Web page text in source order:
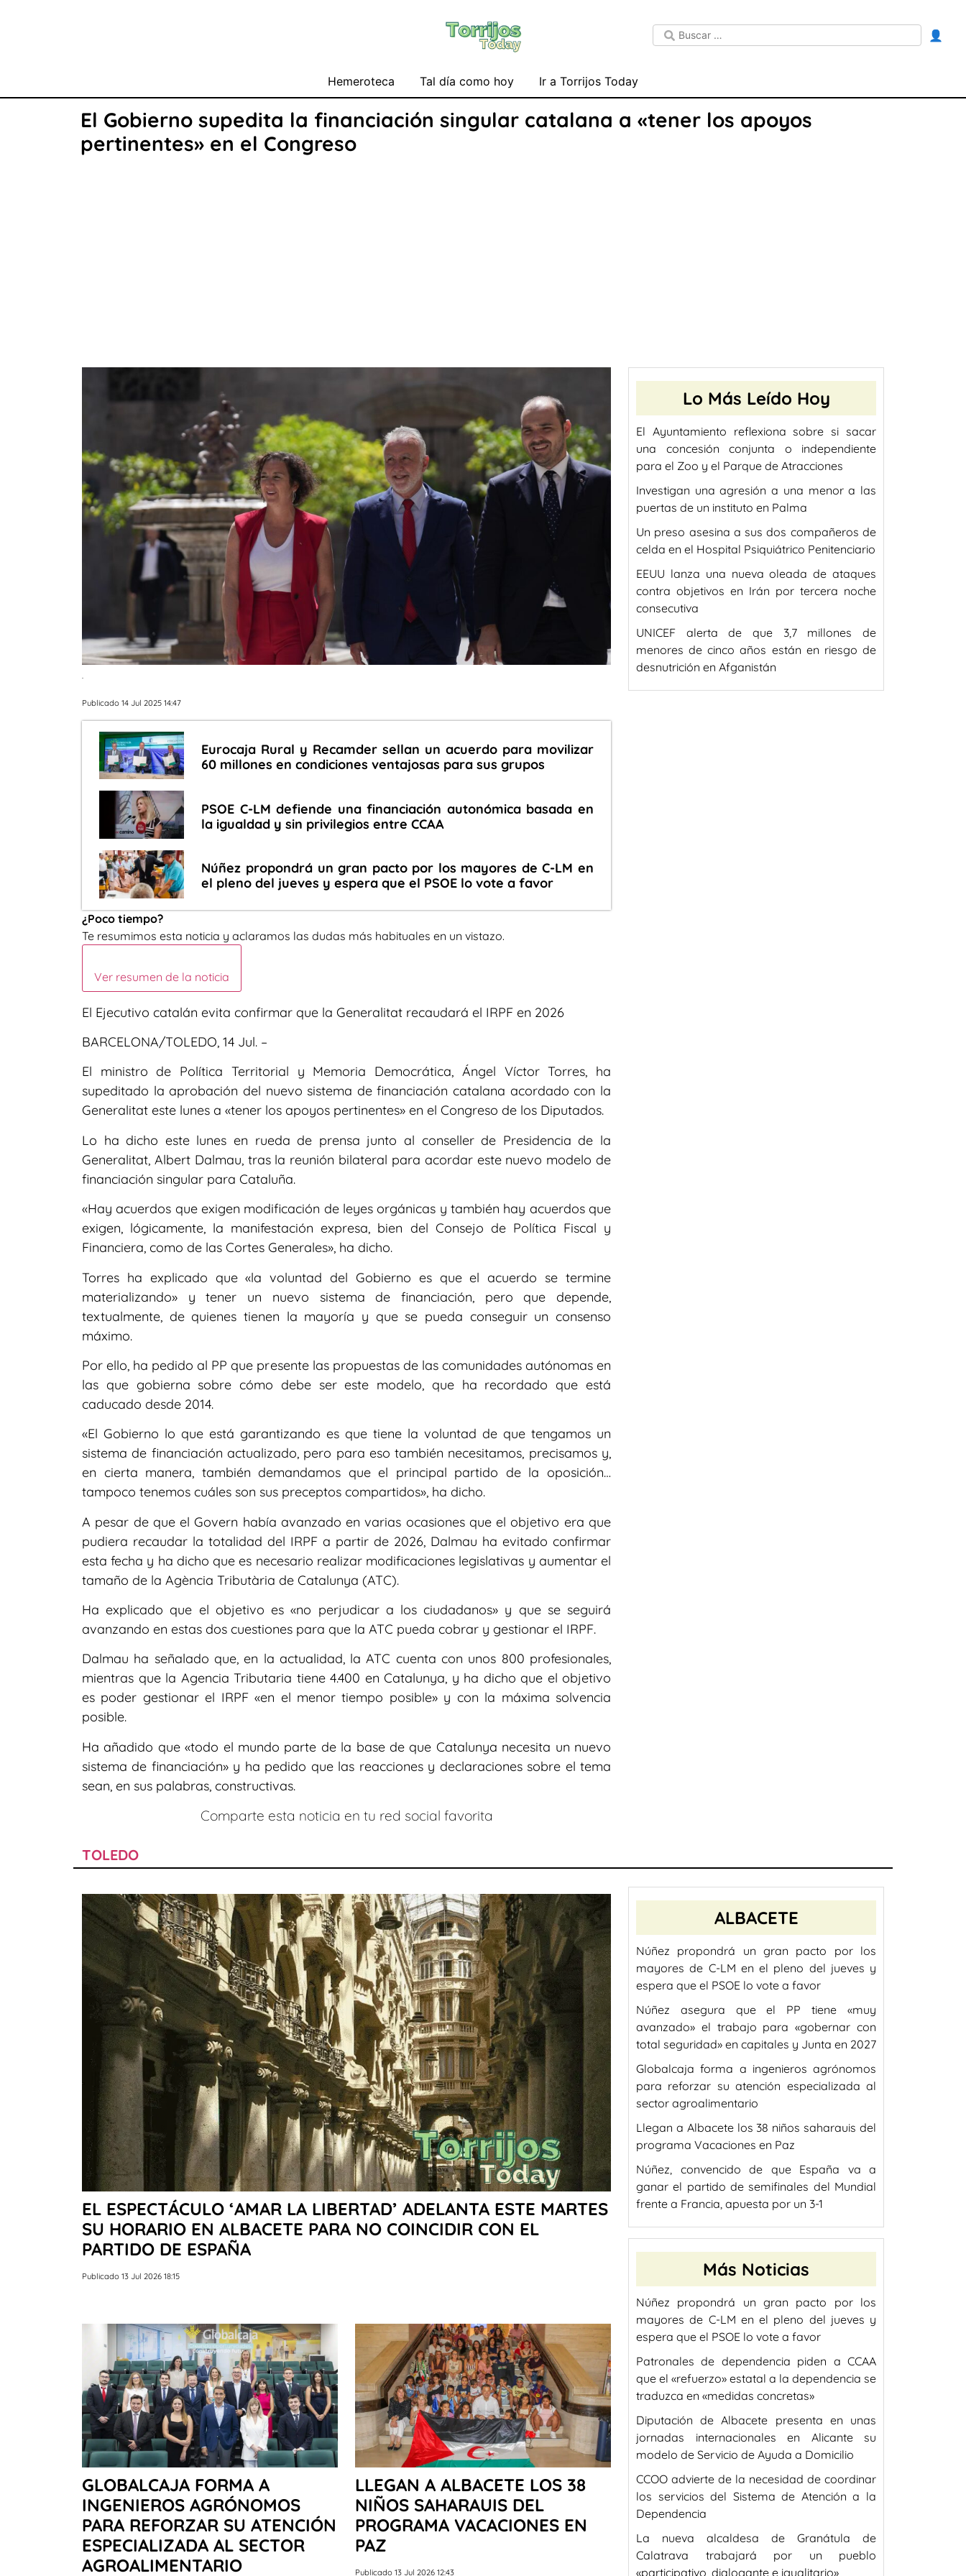
👤
Hemeroteca Tal día como hoy Ir a Torrijos Today
El Gobierno supedita la financiación singular catalana a «tener los apoyos
pertinentes» en el Congreso
.
Publicado 14 Jul 2025 14:47
Eurocaja Rural y Recamder sellan un acuerdo para movilizar
60 millones en condiciones ventajosas para sus grupos
PSOE C-LM defiende una financiación autonómica basada en
la igualdad y sin privilegios entre CCAA
Núñez propondrá un gran pacto por los mayores de C-LM en
el pleno del jueves y espera que el PSOE lo vote a favor
¿Poco tiempo?
Te resumimos esta noticia y aclaramos las dudas más habituales en un vistazo.
Ver resumen de la noticia
El Ejecutivo catalán evita confirmar que la Generalitat recaudará el IRPF en 2026
BARCELONA/TOLEDO, 14 Jul. –
El ministro de Política Territorial y Memoria Democrática, Ángel Víctor Torres, ha
supeditado la aprobación del nuevo sistema de financiación catalana acordado con la
Generalitat este lunes a «tener los apoyos pertinentes» en el Congreso de los Diputados.
Lo ha dicho este lunes en rueda de prensa junto al conseller de Presidencia de la
Generalitat, Albert Dalmau, tras la reunión bilateral para acordar este nuevo modelo de
financiación singular para Cataluña.
«Hay acuerdos que exigen modificación de leyes orgánicas y también hay acuerdos que
exigen, lógicamente, la manifestación expresa, bien del Consejo de Política Fiscal y
Financiera, como de las Cortes Generales», ha dicho.
Torres ha explicado que «la voluntad del Gobierno es que el acuerdo se termine
materializando» y tener un nuevo sistema de financiación, pero que depende,
textualmente, de quienes tienen la mayoría y que se pueda conseguir un consenso
máximo.
Por ello, ha pedido al PP que presente las propuestas de las comunidades autónomas en
las que gobierna sobre cómo debe ser este modelo, que ha recordado que está
caducado desde 2014.
«El Gobierno lo que está garantizando es que tiene la voluntad de que tengamos un
sistema de financiación actualizado, pero para eso también necesitamos, precisamos y,
en cierta manera, también demandamos que el principal partido de la oposición…
tampoco tenemos cuáles son sus preceptos compartidos», ha dicho.
A pesar de que el Govern había avanzado en varias ocasiones que el objetivo era que
pudiera recaudar la totalidad del IRPF a partir de 2026, Dalmau ha evitado confirmar
esta fecha y ha dicho que es necesario realizar modificaciones legislativas y aumentar el
tamaño de la Agència Tributària de Catalunya (ATC).
Ha explicado que el objetivo es «no perjudicar a los ciudadanos» y que se seguirá
avanzando en estas dos cuestiones para que la ATC pueda cobrar y gestionar el IRPF.
Dalmau ha señalado que, en la actualidad, la ATC cuenta con unos 800 profesionales,
mientras que la Agencia Tributaria tiene 4.400 en Catalunya, y ha dicho que el objetivo
es poder gestionar el IRPF «en el menor tiempo posible» y con la máxima solvencia
posible.
Ha añadido que «todo el mundo parte de la base de que Catalunya necesita un nuevo
sistema de financiación» y ha pedido que las reacciones y declaraciones sobre el tema
sean, en sus palabras, constructivas.
Comparte esta noticia en tu red social favorita
Lo Más Leído Hoy
El Ayuntamiento reflexiona sobre si sacar
una concesión conjunta o independiente
para el Zoo y el Parque de Atracciones
Investigan una agresión a una menor a las
puertas de un instituto en Palma
Un preso asesina a sus dos compañeros de
celda en el Hospital Psiquiátrico Penitenciario
EEUU lanza una nueva oleada de ataques
contra objetivos en Irán por tercera noche
consecutiva
UNICEF alerta de que 3,7 millones de
menores de cinco años están en riesgo de
desnutrición en Afganistán
TOLEDO
EL ESPECTÁCULO ‘AMAR LA LIBERTAD’ ADELANTA ESTE MARTES
SU HORARIO EN ALBACETE PARA NO COINCIDIR CON EL
PARTIDO DE ESPAÑA
Publicado 13 Jul 2026 18:15
GLOBALCAJA FORMA A
INGENIEROS AGRÓNOMOS
PARA REFORZAR SU ATENCIÓN
ESPECIALIZADA AL SECTOR
AGROALIMENTARIO
LLEGAN A ALBACETE LOS 38
NIÑOS SAHARAUIS DEL
PROGRAMA VACACIONES EN
PAZ
Publicado 13 Jul 2026 12:43
ALBACETE
Núñez propondrá un gran pacto por los
mayores de C-LM en el pleno del jueves y
espera que el PSOE lo vote a favor
Núñez asegura que el PP tiene «muy
avanzado» el trabajo para «gobernar con
total seguridad» en capitales y Junta en 2027
Globalcaja forma a ingenieros agrónomos
para reforzar su atención especializada al
sector agroalimentario
Llegan a Albacete los 38 niños saharauis del
programa Vacaciones en Paz
Núñez, convencido de que España va a
ganar el partido de semifinales del Mundial
frente a Francia, apuesta por un 3-1
Más Noticias
Núñez propondrá un gran pacto por los
mayores de C-LM en el pleno del jueves y
espera que el PSOE lo vote a favor
Patronales de dependencia piden a CCAA
que el «refuerzo» estatal a la dependencia se
traduzca en «medidas concretas»
Diputación de Albacete presenta en unas
jornadas internacionales en Alicante su
modelo de Servicio de Ayuda a Domicilio
CCOO advierte de la necesidad de coordinar
los servicios del Sistema de Atención a la
Dependencia
La nueva alcaldesa de Granátula de
Calatrava trabajará por un pueblo
«participativo, dialogante e igualitario»